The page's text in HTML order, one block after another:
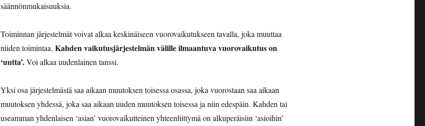
säännönmukaisuuksia.
Toiminnan järjestelmät voivat alkaa keskinäiseen vuorovaikutukseen tavalla, joka muuttaa
niiden toimintaa.Kahden vaikutusjärjestelmän välille ilmaantuva vuorovaikutus on
‘uutta’.Voi alkaa uudenlainen tanssi.
Yksi osa järjestelmästä saa aikaan muutoksen toisessa osassa, joka vuorostaan saa aikaan
muutoksen yhdessä, joka saa aikaan uuden muutoksen toisessa ja niin edespäin. Kahden tai
useamman yhdenlaisen ‘asian’ vuorovaikutteinen yhteenliittymä on alkuperäisiin ‘asioihin’